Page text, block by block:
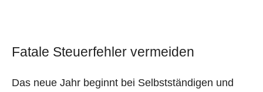
Fatale Steuerfehler vermeiden
Das neue Jahr beginnt bei Selbstständigen und